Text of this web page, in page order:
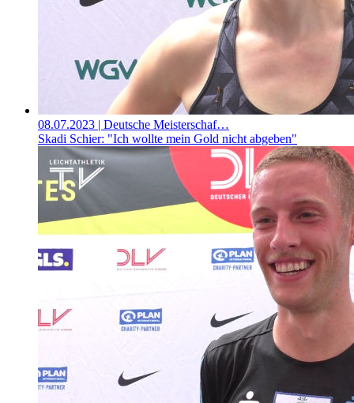
08.07.2023 | Deutsche Meisterschaf…
Skadi Schier: "Ich wollte mein Gold nicht abgeben"